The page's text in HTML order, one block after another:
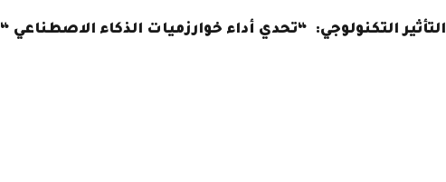
التأثير التكنولوجي: “تحدي أداء خوارزميات الذكاء الاصطناعي “